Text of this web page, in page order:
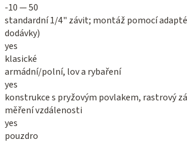
-10 — 50
standardní 1/4" závit; montáž pomocí
dodávky)
yes
klasické
armádní/polní, lov a rybaření
yes
konstrukce s pryžovým povlakem, rastrový
měření vzdálenosti
yes
pouzdro